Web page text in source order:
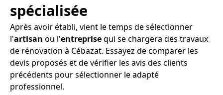
spécialisée
Après avoir établi, vient le temps de sélectionner
l'artisan ou l'entreprisequi se chargera des travaux
de rénovation à Cébazat. Essayez de comparer les
devis proposés et de vérifier les avis des clients
précédents pour sélectionner le adapté
professionnel.